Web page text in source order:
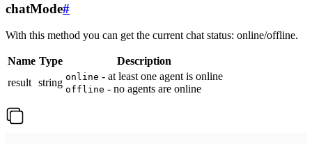
chatMode#
With this method you can get the current chat status: online/offline.
Name Type
Description
result string online - at least one agent is online
offline - no agents are online